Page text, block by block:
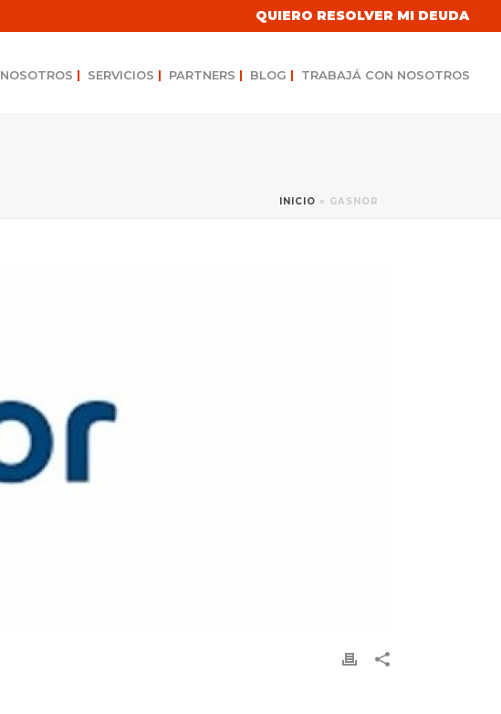
QUIERO RESOLVER MI DEUDA
NOSOTROS | SERVICIOS | PARTNERS | BLOG | TRABAJÁ CON NOSOTROS
INICIO » GASNOR